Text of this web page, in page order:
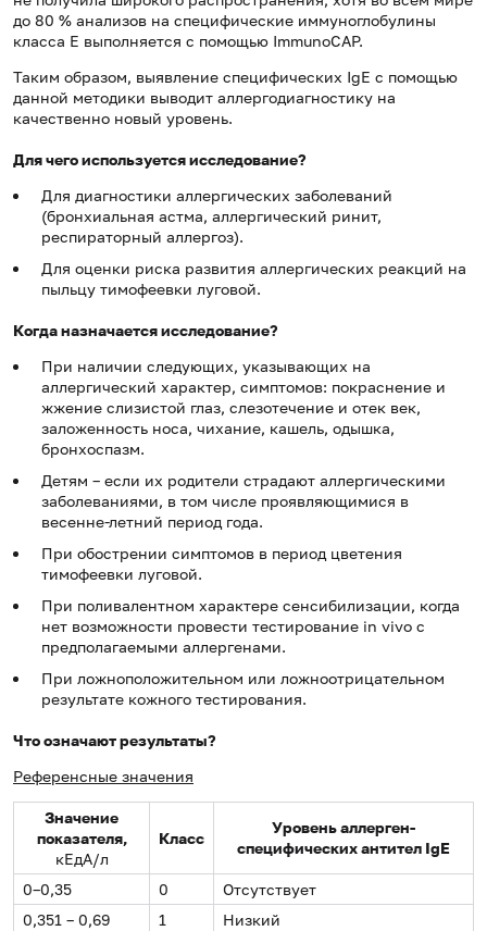
до 80 % анализов на специфические иммуноглобулины
класса Е выполняется с помощью ImmunoCAP.
Таким образом, выявление специфических IgE с помощью
данной методики выводит аллергодиагностику на
качественно новый уровень.
Для чего используется исследование?
Для диагностики аллергических заболеваний
(бронхиальная астма, аллергический ринит,
респираторный аллергоз).
Для оценки риска развития аллергических реакций на
пыльцу тимофеевки луговой.
Когда назначается исследование?
При наличии следующих, указывающих на
аллергический характер, симптомов: покраснение и
жжение слизистой глаз, слезотечение и отек век,
заложенность носа, чихание, кашель, одышка,
бронхоспазм.
Детям – если их родители страдают аллергическими
заболеваниями, в том числе проявляющимися в
весенне-летний период года.
При обострении симптомов в период цветения
тимофеевки луговой.
При поливалентном характере сенсибилизации, когда
нет возможности провести тестирование in vivo с
предполагаемыми аллергенами.
При ложноположительном или ложноотрицательном
результате кожного тестирования.
Что означают результаты?
Референсные значения
Значение
показателя,
кЕдА/л
Класс
Уровень аллерген-
специфических антител IgE
0–0,35 0
Отсутствует
0,351 – 0,69
1
Низкий